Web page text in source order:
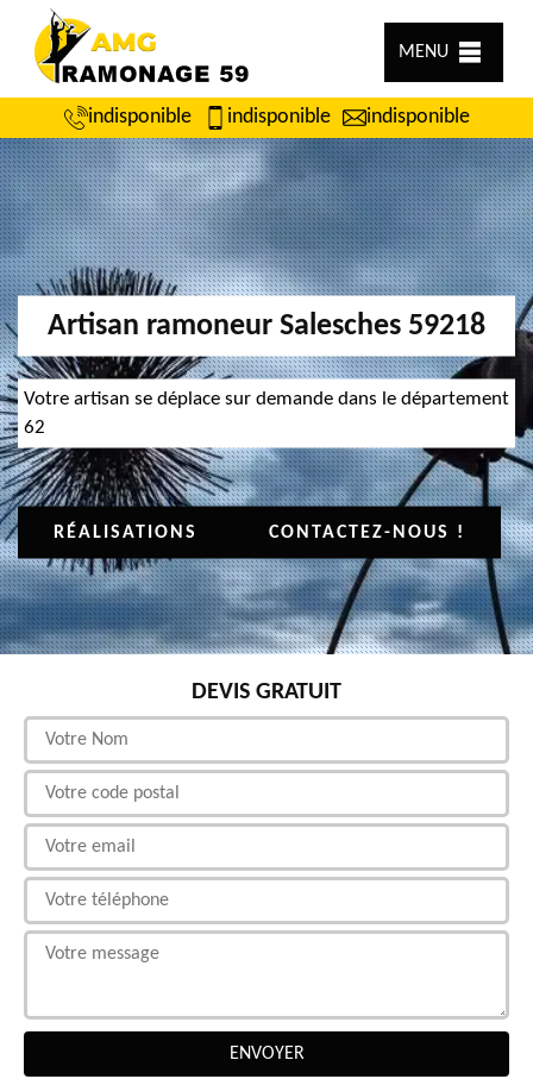
MENU
indisponible indisponible indisponible
Artisan ramoneur Salesches 59218
Votre artisan se déplace sur demande dans le département
62
RÉALISATIONS CONTACTEZ-NOUS !
DEVIS GRATUIT